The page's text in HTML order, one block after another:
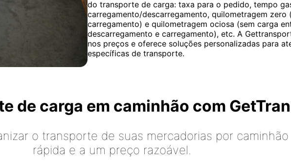
do transporte de carga: taxa para o pedido, tempo
carregamento/descarregamento, quilometragem
carregamento) e quilometragem ociosa (sem carga
descarregamento e carregamento), etc. A
nos preços e oferece soluções personalizadas para
específicas de transporte.
de carga em caminhão com
o transporte de suas mercadorias por
rápida e a um preço razoável.